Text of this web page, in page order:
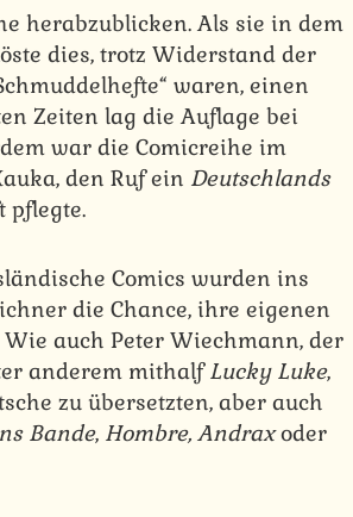
herabzublicken. Als sie in dem
dies, trotz Widerstand der
waren, einen
Zeiten lag die Auflage bei
war die Comicreihe im
den Ruf ein Deutschlands
pflegte.
Comics wurden ins
die Chance, ihre eigenen
auch Peter Wiechmann, der
anderem mithalfLucky Luke,
zu übersetzten, aber auch
Bande, Hombre, Andraxoder